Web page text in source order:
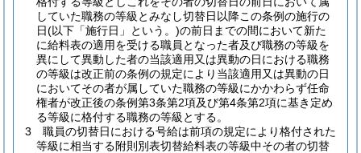
していた職務の等級とみなし切替日以降この条例の施行の
日(以下「施行日」という。)の前日までの間において新た
に給料表の適用を受ける職員となった者及び職務の等級を
異にして異動した者の当該適用又は異動の日における職務
の等級は改正前の条例の規定により当該適用又は異動の日
においてその者が属していた職務の等級にかかわらず任命
権者が改正後の条例第3条第2項及び第4条第2項に基き定め
る等級に格付する職務の等級とする。
3
職員の切替日における号給は前項の規定により格付された
等級に相当する附則別表切替給料表の等級中その者の切替